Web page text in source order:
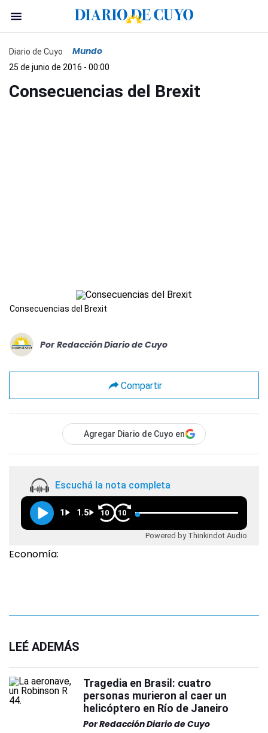
Diario de Cuyo Mundo
25 de junio de 2016 - 00:00
Consecuencias del Brexit
Consecuencias del Brexit
Por Redacción Diario de Cuyo
Compartir
Agregar Diario de Cuyo en
Escuchá la nota completa
1 1.5 10 10
Powered by Thinkindot Audio
Economía:
LEÉ ADEMÁS
Tragedia en Brasil: cuatro
personas murieron al caer un
helicóptero en Río de Janeiro
PorRedacción Diario de Cuyo